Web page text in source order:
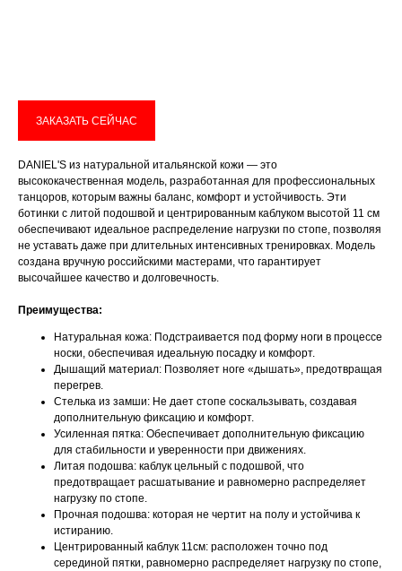
Привет! Дарим тебе -10% на первую
покупку! Подпишись на нашу рассылку
Email
Имя
Телефон
Отправить
Нажимая на кнопку, вы даете согласие на обработку своих
персональных данных согласно 152-ФЗ.
ЗАКАЗАТЬ СЕЙЧАС
DANIEL'S из натуральной итальянской кожи — это
высококачественная модель, разработанная для профессиональных
танцоров, которым важны баланс, комфорт и устойчивость. Эти
ботинки с литой подошвой и центрированным каблуком высотой 11 см
обеспечивают идеальное распределение нагрузки по стопе, позволяя
не уставать даже при длительных интенсивных тренировках. Модель
создана вручную российскими мастерами, что гарантирует
высочайшее качество и долговечность.
Преимущества:
Натуральная кожа: Подстраивается под форму ноги в процессе
носки, обеспечивая идеальную посадку и комфорт.
Дышащий материал: Позволяет ноге «дышать», предотвращая
перегрев.
Стелька из замши: Не дает стопе соскальзывать, создавая
дополнительную фиксацию и комфорт.
Усиленная пятка: Обеспечивает дополнительную фиксацию
для стабильности и уверенности при движениях.
Литая подошва: каблук цельный с подошвой, что
предотвращает расшатывание и равномерно распределяет
нагрузку по стопе.
Прочная подошва: которая не чертит на полу и устойчива к
истиранию.
Центрированный каблук 11см: расположен точно под
серединой пятки, равномерно распределяет нагрузку по стопе,